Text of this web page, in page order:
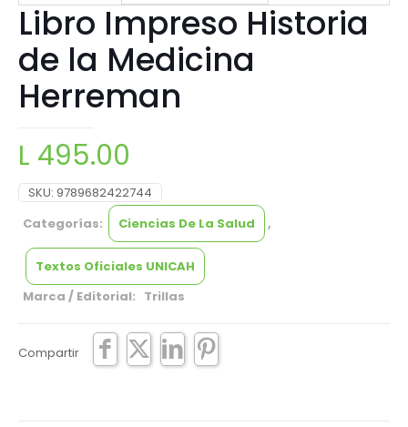
Libro Impreso Historia
de la Medicina
Herreman
L 495.00
SKU: 9789682422744
Categorías:
Ciencias De La Salud ,
Textos Oficiales UNICAH
Marca / Editorial: Trillas
Compartir